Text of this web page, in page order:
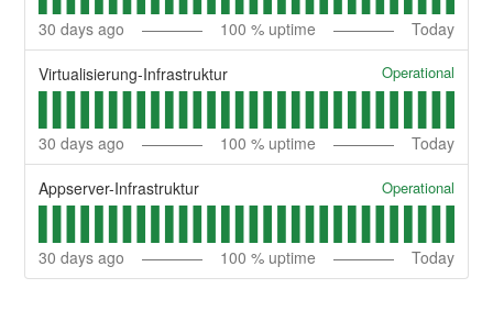
30 days ago 100 % uptime Today
Virtualisierung-Infrastruktur Operational
30 days ago 100 % uptime Today
Appserver-Infrastruktur Operational
30 days ago 100 % uptime Today